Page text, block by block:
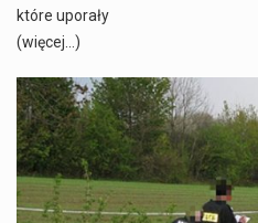
które uporały
(więcej…)